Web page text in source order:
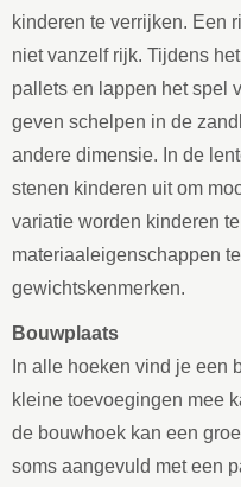
kinderen te verrijken. Een
niet vanzelf rijk. Tijdens
pallets en lappen het spel
geven schelpen in de
andere dimensie. In de
stenen kinderen uit om
variatie worden kinderen
materiaaleigenschappen
gewichtskenmerken.
Bouwplaats
In alle hoeken vind je een
kleine toevoegingen mee
de bouwhoek kan een
soms aangevuld met een